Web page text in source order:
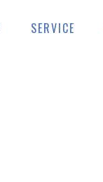
SERVICE